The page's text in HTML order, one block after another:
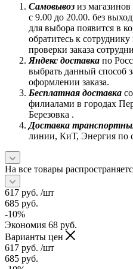
Самовывоз из магазинов
с 9.00 до 20.00. без
для выбора появится в
обратитесь к
проверки заказа
Яндекс доставка по
выбрать данный способ
оформлении заказа.
Бесплатная доставка
филиалами в городах
Березовка .
Доставка
линии, КиТ, Энергия по
На все товары
617 руб. /шт
685 руб.
-10%
Экономия 68 руб.
Варианты цен
617 руб. /шт
685 руб.